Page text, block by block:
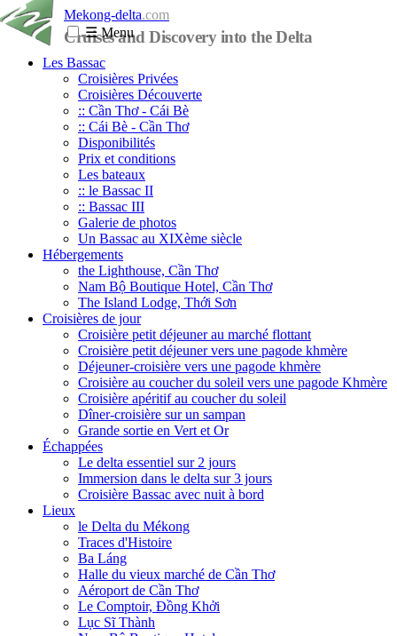
Mekong-delta.com
Cruises and Discovery into the Delta
☰Menu
Les Bassac
Croisières Privées
Croisières Découverte
:: Cần Thơ - Cái Bè
:: Cái Bè - Cần Thơ
Disponibilités
Prix et conditions
Les bateaux
:: le Bassac II
:: Bassac III
Galerie de photos
Un Bassac au XIXème siècle
Hébergements
the Lighthouse, Cần Thơ
Nam Bộ Boutique Hotel, Cần Thơ
The Island Lodge, Thới Sơn
Croisières de jour
Croisière petit déjeuner au marché flottant
Croisière petit déjeuner vers une pagode khmère
Déjeuner-croisière vers une pagode khmère
Croisière au coucher du soleil vers une pagode Khmère
Croisière apéritif au coucher du soleil
Dîner-croisière sur un sampan
Grande sortie en Vert et Or
Échappées
Le delta essentiel sur 2 jours
Immersion dans le delta sur 3 jours
Croisière Bassac avec nuit à bord
Lieux
le Delta du Mékong
Traces d'Histoire
Ba Láng
Halle du vieux marché de Cần Thơ
Aéroport de Cần Thơ
Le Comptoir, Đồng Khởi
Lục Sĩ Thành